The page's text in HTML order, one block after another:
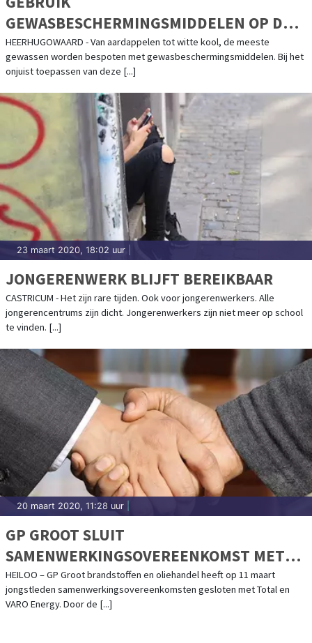
GEWASBESCHERMINGSMIDDELEN OP DE
JUISTE MANIER
HEERHUGOWAARD - Van aardappelen tot witte kool, de meeste
gewassen worden bespoten met gewasbeschermingsmiddelen. Bij het
onjuist toepassen van deze [...]
23 maart 2020, 18:02 uur
JONGERENWERK BLIJFT BEREIKBAAR
CASTRICUM - Het zijn rare tijden. Ook voor jongerenwerkers. Alle
jongerencentrums zijn dicht. Jongerenwerkers zijn niet meer op school
te vinden. [...]
20 maart 2020, 11:28 uur
GP GROOT SLUIT
SAMENWERKINGSOVEREENKOMST MET
TOTAL EN VARO ENERGY
HEILOO – GP Groot brandstoffen en oliehandel heeft op 11 maart
jongstleden samenwerkingsovereenkomsten gesloten met Total en
VARO Energy. Door de [...]